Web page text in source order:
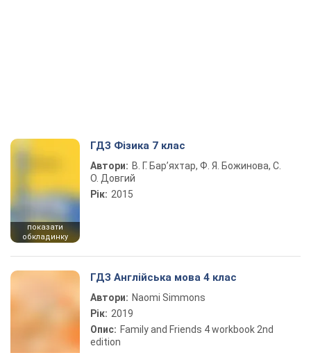
показати
обкладинку
ГДЗ Фізика 7 клас
Автори: В. Г. Бар’яхтар, Ф. Я. Божинова, С.
О. Довгий
Рік: 2015
ГДЗ Англійська мова 4 клас
Автори: Naomi Simmons
Рік: 2019
Опис: Family and Friends 4 workbook 2nd
edition